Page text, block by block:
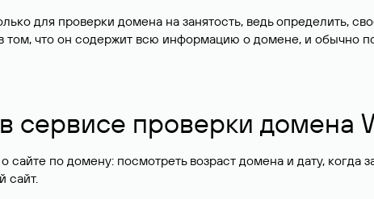
для проверки домена на занятость, ведь определить,
том, что он содержит всю информацию о домене, и обычно
сервисе проверки домена
по домену: посмотреть возраст домена и дату, когда
сайт.